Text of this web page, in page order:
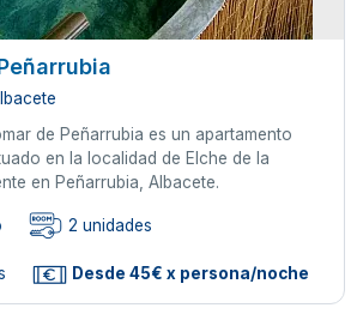
de Peñarrubia es un apartamento
en la localidad de Elche de la
en Peñarrubia, Albacete.
2 unidades
Desde 45€ x persona/noche